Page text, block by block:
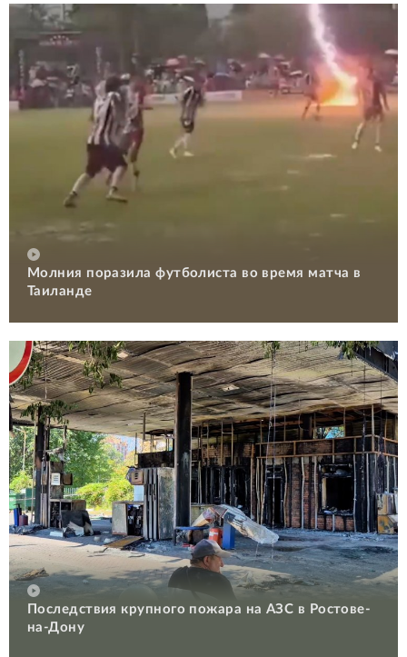
Молния поразила футболиста во время матча в
Таиланде
Последствия крупного пожара на АЗС в Ростове-
на-Дону